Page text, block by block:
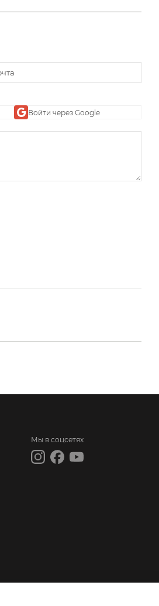
Войти через Google
Мы в соцсетях